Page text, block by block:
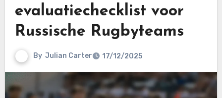
evaluatiechecklist voor
Russische Rugbyteams
By Julian Carter 17/12/2025